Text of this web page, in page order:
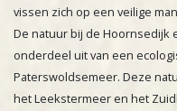
vissen zich op een veilige
De natuur bij de Hoornsedijk
onderdeel uit van een
Paterswoldsemeer. Deze
het Leekstermeer en het